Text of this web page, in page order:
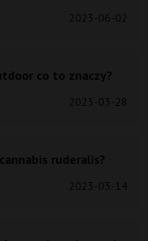
2023-06-02
co to znaczy?
2023-03-28
ruderalis?
2023-03-14